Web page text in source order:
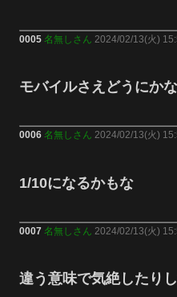
0005 名無しさん 2024/02/13(火)
モバイルさえどうにか
0006 名無しさん 2024/02/13(火)
1/10になるかもな
0007 名無しさん 2024/02/13(火)
違う意味で気絶したり